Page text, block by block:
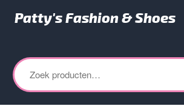
naar
navigatie
naar
de
inhoud
Patty's Fashion & Shoes
Zoeken
naar: